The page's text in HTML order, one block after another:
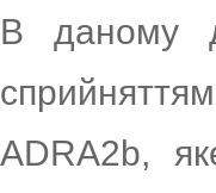
В даному
ADRA2b,